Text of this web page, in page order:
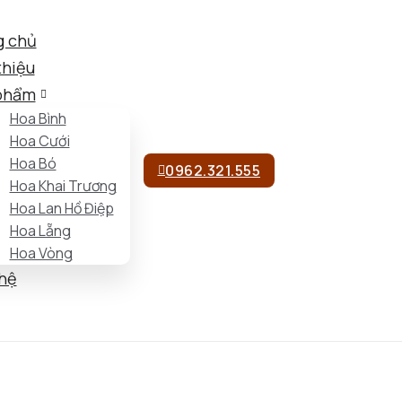
chủ
Hoa Bình
Hoa Cưới
Hoa Bó
Hoa Khai Trương
Hoa Lan Hồ Điệp
Hoa Lẵng
Hoa Vòng
0962.321.555